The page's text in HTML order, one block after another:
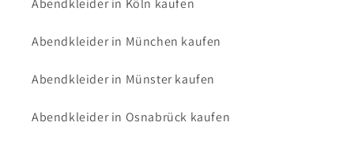
Abendkleider in Köln kaufen
Abendkleider in München kaufen
Abendkleider in Münster kaufen
Abendkleider in Osnabrück kaufen